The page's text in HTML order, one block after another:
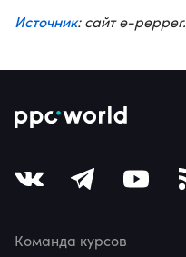
Источник: сайт e-pepper.
Команда курсов